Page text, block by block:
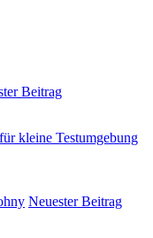
Beitrag
kleine Testumgebung
Neuester Beitrag